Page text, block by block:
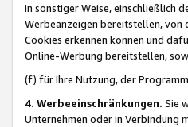
in sonstiger Weise, einschließlich
Werbeanzeigen bereitstellen, von
Cookies erkennen können und
Online-Werbung bereitstellen,
(f) für Ihre Nutzung, der
4. Werbeeinschränkungen. Sie
Unternehmen oder in Verbindung